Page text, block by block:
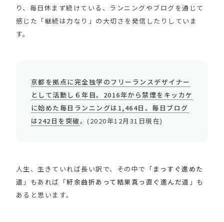
り、毎日休まず続けている、ランニングやブログを通じて
感じた「継続は力なり」の大切さを発信したりしていま
す。
京都を拠点に完全独学のフリーランスデザイナー
として活動し６年目。2016年から禁煙をキッカケ
に始めた毎日ランニングは1,464日、毎日ブログ
は242日を突破。(2020年12月31日現在)
人生、生きていれば長い訳で、その中で「まっすぐ進めた
道 」もあれば「紆余曲折あって結果真っ直ぐ進んだ道 」も
あると思います。